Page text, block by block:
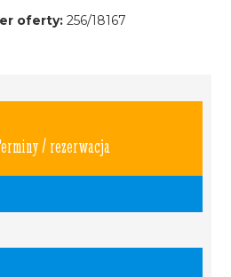
oferty: 256/18167
/ rezerwacja